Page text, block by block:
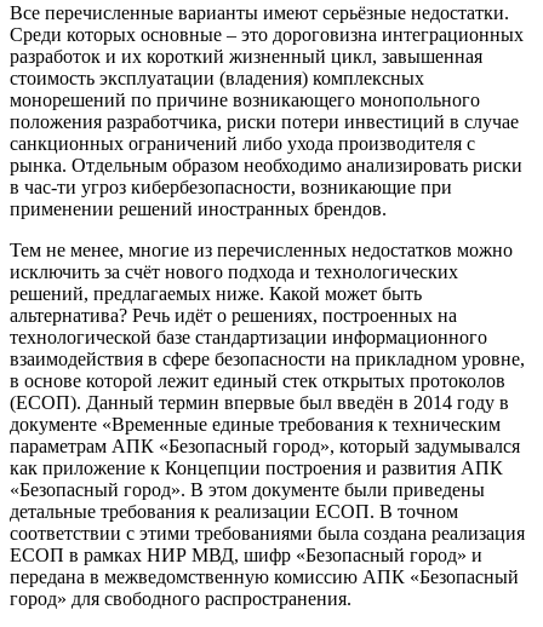
Все перечисленные варианты имеют серьёзные недостатки.
Среди которых основные – это дороговизна интеграционных
разработок и их короткий жизненный цикл, завышенная
стоимость эксплуатации (владения) комплексных
монорешений по причине возникающего монопольного
положения разработчика, риски потери инвестиций в случае
санкционных ограничений либо ухода производителя с
рынка. Отдельным образом необходимо анализировать риски
в час-ти угроз кибербезопасности, возникающие при
применении решений иностранных брендов.
Тем не менее, многие из перечисленных недостатков можно
исключить за счёт нового подхода и технологических
решений, предлагаемых ниже. Какой может быть
альтернатива? Речь идёт о решениях, построенных на
технологической базе стандартизации информационного
взаимодействия в сфере безопасности на прикладном уровне,
в основе которой лежит единый стек открытых протоколов
(ЕСОП). Данный термин впервые был введён в 2014 году в
документе «Временные единые требования к техническим
параметрам АПК «Безопасный город», который задумывался
как приложение к Концепции построения и развития АПК
«Безопасный город». В этом документе были приведены
детальные требования к реализации ЕСОП. В точном
соответствии с этими требованиями была создана реализация
ЕСОП в рамках НИР МВД, шифр «Безопасный город» и
передана в межведомственную комиссию АПК «Безопасный
город» для свободного распространения.